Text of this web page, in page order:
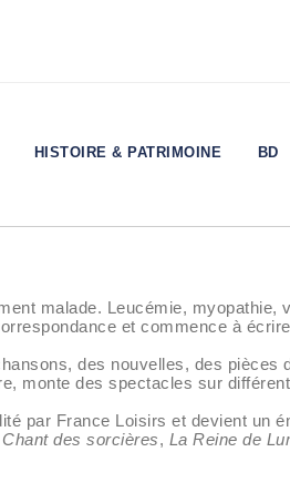
HISTOIRE & PATRIMOINE BD
malade. Leucémie, myopathie,
et commence à
des nouvelles, des pièces
monte des spectacles sur
par France Loisirs et devient un
des sorcières, La Reine de